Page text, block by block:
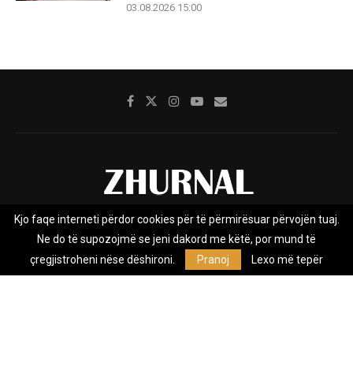
03.08.2026 15:00
Rreth nesh Impresumi Marketing
Kontakt
Privacy Policy
Zhurnal.mk është Agjenci e Lajmeve e pavarur, e themeluar në vitin
Kjo faqe interneti përdor cookies për të përmirësuar përvojën tuaj.
Ne do të supozojmë se jeni dakord me këtë, por mund të
çregjistroheni nëse dëshironi.
Pranoj Lexo më tepër